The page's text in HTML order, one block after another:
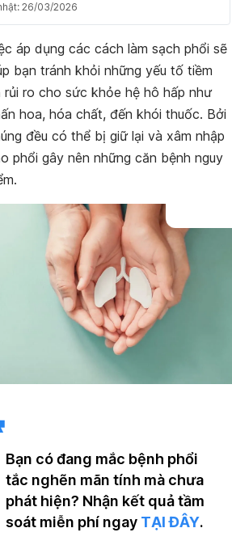
26/03/2026
áp dụng các cách làm sạch phổi sẽ
bạn tránh khỏi những yếu tố tiềm
rủi ro cho sức khỏe hệ hô hấp như
hoa, hóa chất, đến khói thuốc. Bởi
đều có thể bị giữ lại và xâm nhập
phổi gây nên những căn bệnh nguy
Bạn có đang mắc bệnh phổi
tắc nghẽn mãn tính mà chưa
phát hiện? Nhận kết quả tầm
soát miễn phí ngay TẠI ĐÂY.